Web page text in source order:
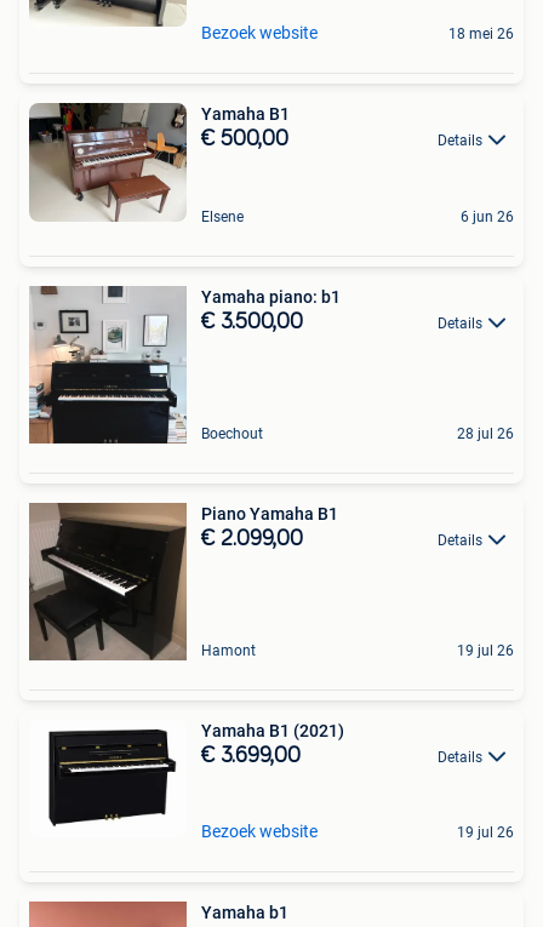
Bezoek website 18 mei 26
Yamaha B1
€ 500,00 Details
Elsene 6 jun 26
Yamaha piano: b1
€ 3.500,00 Details
Boechout 28 jul 26
Piano Yamaha B1
€ 2.099,00 Details
Hamont 19 jul 26
Yamaha B1 (2021)
€ 3.699,00 Details
Bezoek website 19 jul 26
Yamaha b1